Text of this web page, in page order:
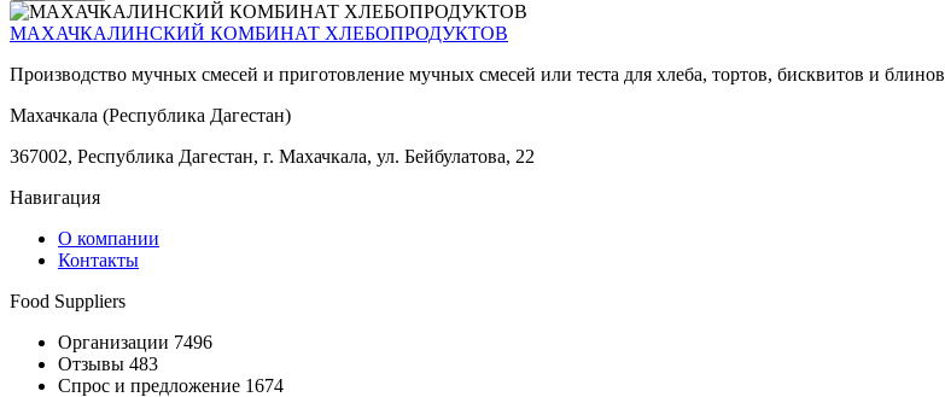
МАХАЧКАЛИНСКИЙ КОМБИНАТ ХЛЕБОПРОДУКТОВ
Производство мучных смесей и приготовление мучных смесей или теста для хлеба, тортов, бисквитов и блинов
Махачкала (Республика Дагестан)
367002, Республика Дагестан, г. Махачкала, ул. Бейбулатова, 22
Навигация
О компании
Контакты
Food Suppliers
Организации 7496
Отзывы 483
Спрос и предложение 1674